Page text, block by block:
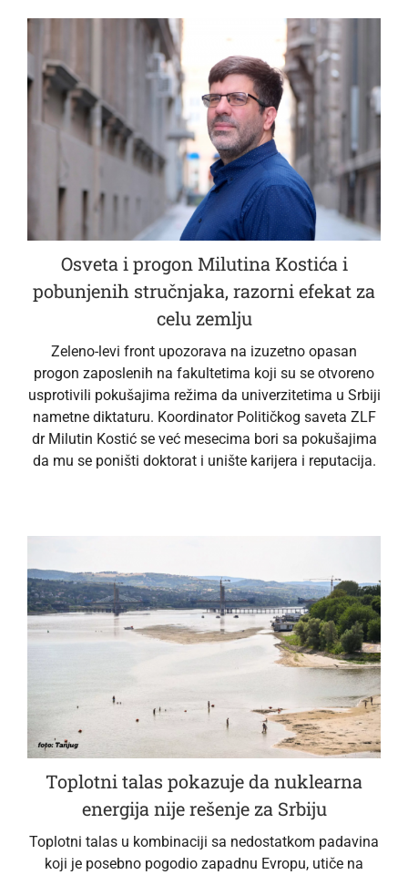
Osveta i progon Milutina Kostića i
pobunjenih stručnjaka, razorni efekat za
celu zemlju
Zeleno-levi front upozorava na izuzetno opasan
progon zaposlenih na fakultetima koji su se otvoreno
usprotivili pokušajima režima da univerzitetima u Srbiji
nametne diktaturu. Koordinator Političkog saveta ZLF
dr Milutin Kostić se već mesecima bori sa pokušajima
da mu se poništi doktorat i unište karijera i reputacija.
Toplotni talas pokazuje da nuklearna
energija nije rešenje za Srbiju
Toplotni talas u kombinaciji sa nedostatkom padavina
koji je posebno pogodio zapadnu Evropu, utiče na